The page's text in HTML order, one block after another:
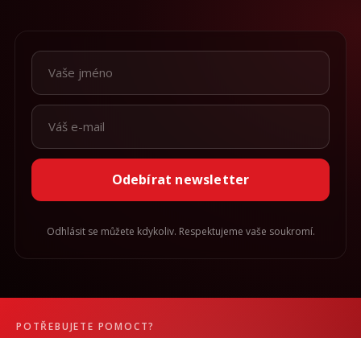
Odebírat newsletter
Odhlásit se můžete kdykoliv. Respektujeme vaše soukromí.
POTŘEBUJETE POMOCT?